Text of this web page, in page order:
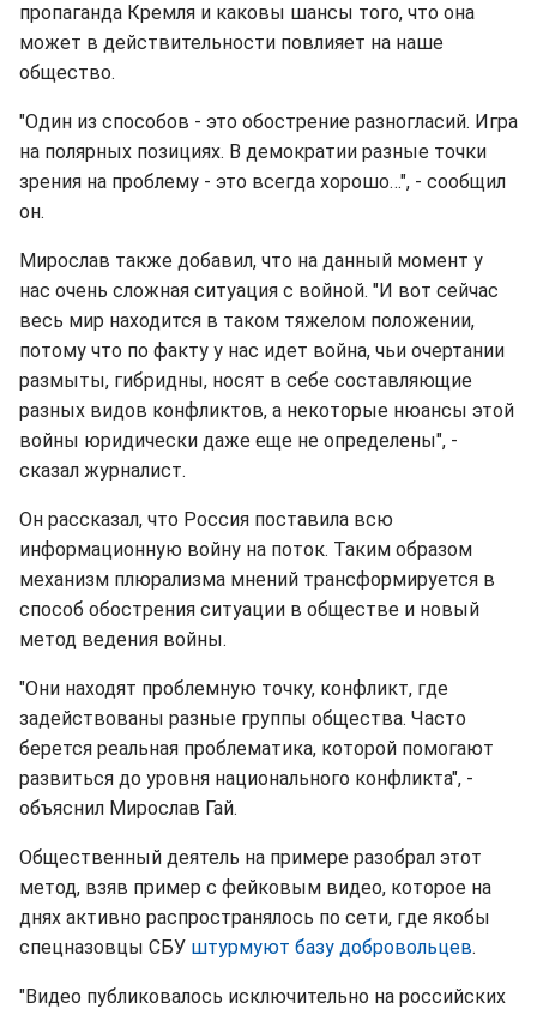
пропаганда Кремля и каковы шансы того, что она
может в действительности повлияет на наше
общество.
"Один из способов - это обострение разногласий. Игра
на полярных позициях. В демократии разные точки
зрения на проблему - это всегда хорошо…", - сообщил
он.
Мирослав также добавил, что на данный момент у
нас очень сложная ситуация с войной. "И вот сейчас
весь мир находится в таком тяжелом положении,
потому что по факту у нас идет война, чьи очертании
размыты, гибридны, носят в себе составляющие
разных видов конфликтов, а некоторые нюансы этой
войны юридически даже еще не определены", -
сказал журналист.
Он рассказал, что Россия поставила всю
информационную войну на поток. Таким образом
механизм плюрализма мнений трансформируется в
способ обострения ситуации в обществе и новый
метод ведения войны.
"Они находят проблемную точку, конфликт, где
задействованы разные группы общества. Часто
берется реальная проблематика, которой помогают
развиться до уровня национального конфликта", -
объяснил Мирослав Гай.
Общественный деятель на примере разобрал этот
метод, взяв пример с фейковым видео, которое на
днях активно распространялось по сети, где якобы
спецназовцы СБУ штурмуют базу добровольцев.
"Видео публиковалось исключительно на российских